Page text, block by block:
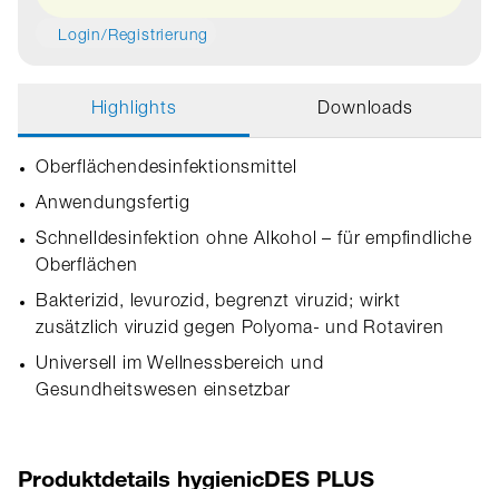
Login/Registrierung
Highlights Downloads
Oberflächendesinfektionsmittel
Anwendungsfertig
Schnelldesinfektion ohne Alkohol – für empfindliche
Oberflächen
Bakterizid, levurozid, begrenzt viruzid; wirkt
zusätzlich viruzid gegen Polyoma- und Rotaviren
Universell im Wellnessbereich und
Gesundheitswesen einsetzbar
Produktdetails hygienicDES PLUS